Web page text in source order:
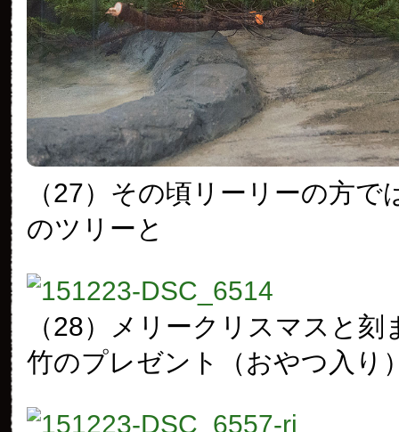
（27）その頃リーリーの方で
のツリーと
（28）メリークリスマスと刻
竹のプレゼント（おやつ入り